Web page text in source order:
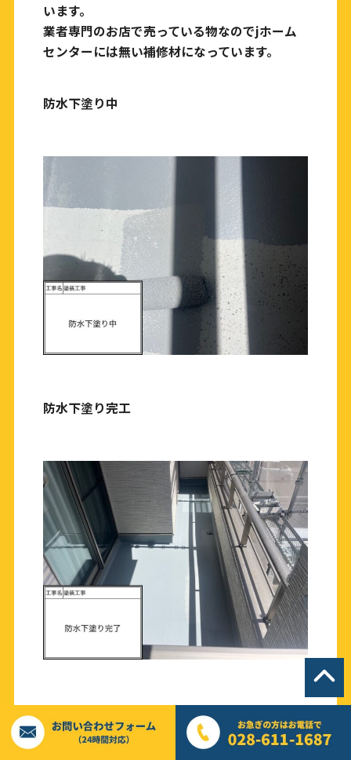
います。
業者専門のお店で売っている物なのでjホーム
センターには無い補修材になっています。
防水下塗り中
防水下塗り完工